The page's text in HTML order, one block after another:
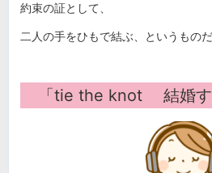
約束の証として、
二人の手をひもで結ぶ、というもの
「tie the knot 結婚す